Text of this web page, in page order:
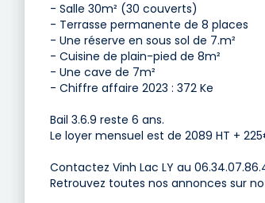
- Salle 30m² (30 couverts)
- Terrasse permanente de 8 places
- Une réserve en sous sol de 7.m²
- Cuisine de plain-pied de 8m²
- Une cave de 7m²
- Chiffre affaire 2023 : 372 Ke
Bail 3.6.9 reste 6 ans.
Le loyer mensuel est de 2089 HT +
Contactez Vinh Lac LY au
Retrouvez toutes nos annonces sur